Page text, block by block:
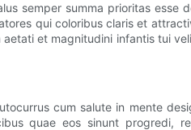
semper summa prioritas esse
qui coloribus claris et
et magnitudini infantis tui
cum salute in mente
quae eos sinunt progredi,